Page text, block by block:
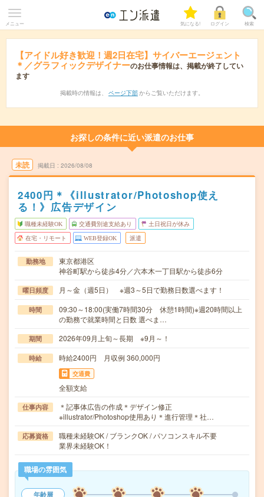
メニュー 気になる! ログイン 検索
【アイドル好き歓迎！週2日在宅】サイバーエージェント
＊／グラフィックデザイナーのお仕事情報は、掲載が終了してい
ます
掲載時の情報は、 ページ下部 からご覧いただけます。
お探しの条件に近い派遣のお仕事
未読 掲載日 2026/08/08
2400円＊《illustrator/Photoshop使え
る！》広告デザイン
職種未経験OK 交通費別途支給あり 土日祝日が休み
在宅・リモート WEB登録OK 派遣
勤務地
東京都港区
神谷町駅から徒歩4分／六本木一丁目駅から徒歩6分
曜日頻度 月～金（週5日） ※週3～5日で勤務日数選べます！
時間
09:30～18:00(実働7時間30分 休憩1時間)※週20時間以上
の勤務で就業時間と日数 選べま…
期間 2026年09月上旬～長期 ※9月～！
時給 時給2400円 月収例 360,000円
交通費
全額支給
仕事内容
＊記事体広告の作成＊デザイン修正
※illustrator/Photoshop使用あり＊進行管理＊社…
応募資格
職種未経験OK / ブランクOK / パソコンスキル不要
業界未経験OK！
職場の雰囲気
年齢層